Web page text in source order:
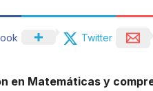
Twitter
en Matemáticas y